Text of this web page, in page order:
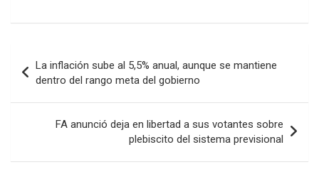
ce
o
o
k
tt at
A
p
p
ke
n
m
ar
tir
de
entradas
La inflación sube al 5,5% anual, aunque se mantiene
dentro del rango meta del gobierno
FA anunció deja en libertad a sus votantes sobre
plebiscito del sistema previsional